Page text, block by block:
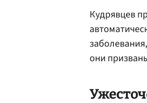
Кудрявцев
они